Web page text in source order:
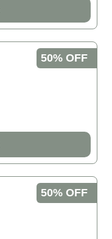
50% OFF
50% OFF